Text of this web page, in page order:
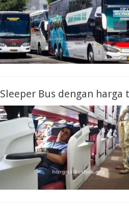
Sleeper Bus dengan harga